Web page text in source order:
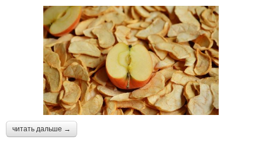
читать дальше →